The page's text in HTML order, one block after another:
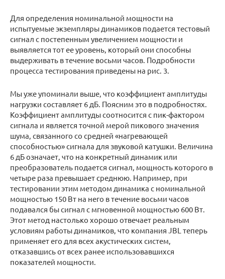
Для определения номинальной мощности на
испытуемые экземпляры динамиков подается тестовый
сигнал с постепенным увеличением мощности и
выявляется тот ее уровень, который они способны
выдерживать в течение восьми часов. Подробности
процесса тестирования приведены на рис. 3.
Мы уже упоминали выше, что коэффициент амплитуды
нагрузки составляет 6 дБ. Поясним это в подробностях.
Коэффициент амплитуды соотносится с пик-фактором
сигнала и является точной мерой пикового значения
шума, связанного со средней «нагревающей
способностью» сигнала для звуковой катушки. Величина
6 дБ означает, что на конкретный динамик или
преобразователь подается сигнал, мощность которого в
четыре раза превышает среднюю. Например, при
тестировании этим методом динамика с номинальной
мощностью 150 Вт на него в течение восьми часов
подавался бы сигнал с мгновенной мощностью 600 Вт.
Этот метод настолько хорошо отвечает реальным
условиям работы динамиков, что компания JBL теперь
применяет его для всех акустических систем,
отказавшись от всех ранее использовавшихся
показателей мощности.